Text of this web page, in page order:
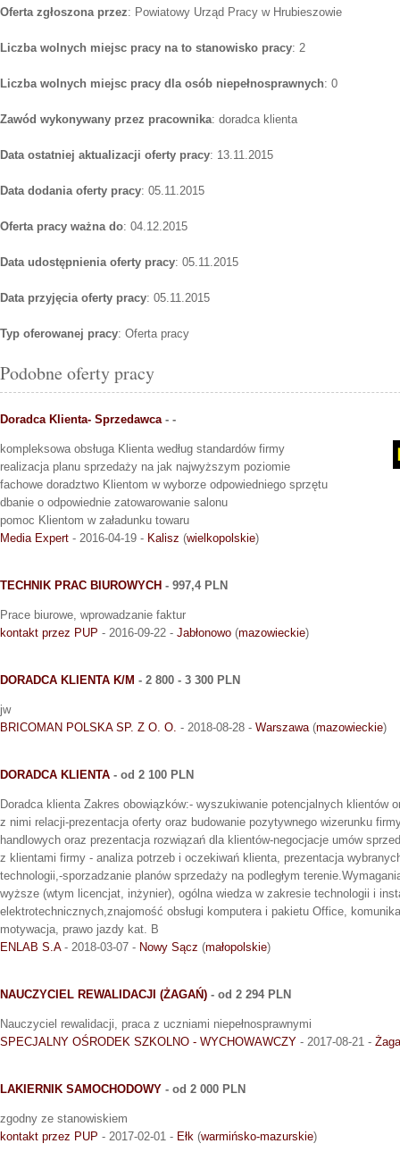
Oferta zgłoszona przez: Powiatowy Urząd Pracy w Hrubieszowie
Liczba wolnych miejsc pracy na to stanowisko pracy: 2
Liczba wolnych miejsc pracy dla osób niepełnosprawnych: 0
Zawód wykonywany przez pracownika: doradca klienta
Data ostatniej aktualizacji oferty pracy: 13.11.2015
Data dodania oferty pracy: 05.11.2015
Oferta pracy ważna do: 04.12.2015
Data udostępnienia oferty pracy: 05.11.2015
Data przyjęcia oferty pracy: 05.11.2015
Typ oferowanej pracy: Oferta pracy
Podobne oferty pracy
Doradca Klienta- Sprzedawca- -
kompleksowa obsługa Klienta według standardów firmy
realizacja planu sprzedaży na jak najwyższym poziomie
fachowe doradztwo Klientom w wyborze odpowiedniego sprzętu
dbanie o odpowiednie zatowarowanie salonu
pomoc Klientom w załadunku towaru
Media Expert - 2016-04-19 - Kalisz (wielkopolskie)
TECHNIK PRAC BIUROWYCH - 997,4 PLN
Prace biurowe, wprowadzanie faktur
kontakt przez PUP - 2016-09-22 - Jabłonowo (mazowieckie)
DORADCA KLIENTA K/M - 2 800 - 3 300 PLN
jw
BRICOMAN POLSKA SP. Z O. O. - 2018-08-28 - Warszawa(mazowieckie)
DORADCA KLIENTA - od 2 100 PLN
Doradca klienta Zakres obowiązków:- wyszukiwanie potencjalnych klientów
z nimi relacji-prezentacja oferty oraz budowanie pozytywnego wizerunku
handlowych oraz prezentacja rozwiązań dla klientów-negocjacje umów
z klientami firmy - analiza potrzeb i oczekiwań klienta, prezentacja
technologii,-sporzadzanie planów sprzedaży na podległym
wyższe (wtym licencjat, inżynier), ogólna wiedza w zakresie technologii i
elektrotechnicznych,znajomość obsługi komputera i pakietu Office,
motywacja, prawo jazdy kat. B
ENLAB S.A- 2018-03-07 - Nowy Sącz (małopolskie)
NAUCZYCIEL REWALIDACJI (ŻAGAŃ) - od 2 294 PLN
Nauczyciel rewalidacji, praca z uczniami niepełnosprawnymi
SPECJALNY OŚRODEK SZKOLNO - WYCHOWAWCZY - 2017-08-21 -
LAKIERNIK SAMOCHODOWY - od 2 000 PLN
zgodny ze stanowiskiem
kontakt przez PUP - 2017-02-01 - Ełk (warmińsko-mazurskie)